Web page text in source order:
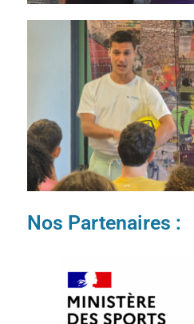
Nos Partenaires :